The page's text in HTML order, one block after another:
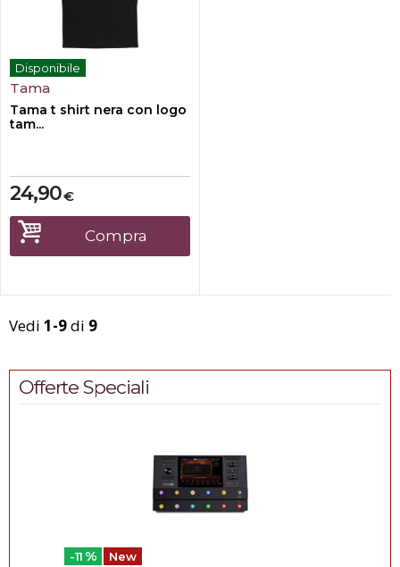
Disponibile
Tama
Tama t shirt nera con logo
tam...
€
24,90
Compra
Vedi 1-9di 9
Offerte Speciali
-11 % New